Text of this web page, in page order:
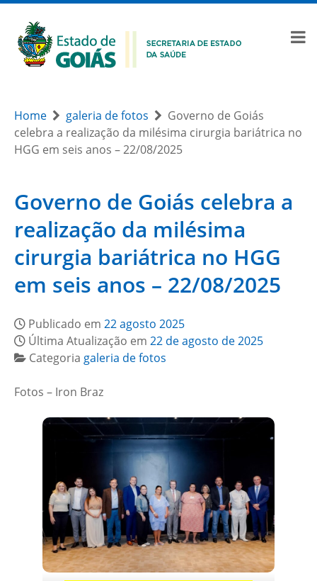
Home galeria de fotos
Governo de Goiás
celebra a realização da milésima cirurgia bariátrica no
HGG em seis anos – 22/08/2025
Governo de Goiás celebra a
realização da milésima
cirurgia bariátrica no HGG
em seis anos – 22/08/2025
Publicado em 22 agosto 2025
Última Atualização em 22 de agosto de 2025
Categoria galeria de fotos
Fotos – Iron Braz